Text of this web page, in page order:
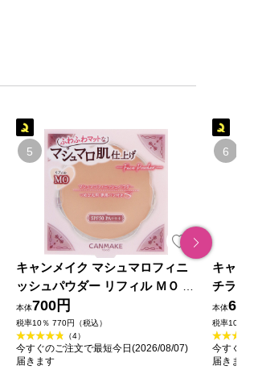
キャンメイク マシュマロフィニ
ッシュパウダー リフィル ＭＯ マ
ットオークル ＿ 井田ラボラトリ
ーズ
本体700円
税率10％ 770円（税込）
（4）
今すぐのご注文で最短今日(2026/08/07)
届きます
キャン
チライ
リーズ
本体
税率10％
今すぐの
届きます